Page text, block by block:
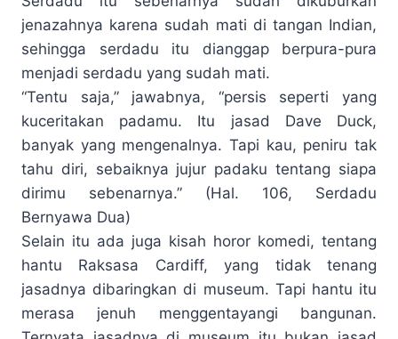
jenazahnya karena sudah mati di tangan Indian,
sehingga serdadu itu dianggap berpura-pura
menjadi serdadu yang sudah mati.
“Tentu saja,” jawabnya, “persis seperti yang
kuceritakan padamu. Itu jasad Dave Duck,
banyak yang mengenalnya. Tapi kau, peniru tak
tahu diri, sebaiknya jujur padaku tentang siapa
dirimu sebenarnya.” (Hal. 106, Serdadu
Bernyawa Dua)
Selain itu ada juga kisah horor komedi, tentang
hantu Raksasa Cardiff, yang tidak tenang
jasadnya dibaringkan di museum. Tapi hantu itu
merasa jenuh menggentayangi bangunan.